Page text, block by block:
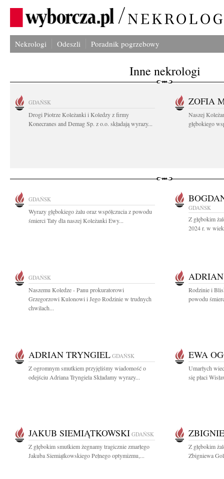
Nekrologi Odeszli Poradnik pogrzebowy
Inne nekrologi
GDAŃSK
Drogi Piotrze Koleżanki i Koledzy z firmy
Konecranes and Demag Sp. z o.o. składają wyrazy...
ZOFIA
Naszej
głębokiego
GDAŃSK
Wyrazy głębokiego żalu oraz współczucia z powodu
śmierci Taty dla naszej Koleżanki Ewy...
GDAŃSK
Z głębokim
2024 r. w
GDAŃSK
Naszemu Koledze - Panu prokuratorowi
Grzegorzowi Kulonowi i Jego Rodzinie w trudnych
chwilach...
Rodzinie i
powodu
ADRIAN TRYNGIEL GDAŃSK
Z ogromnym smutkiem przyjęliśmy wiadomość o
odejściu Adriana Tryngiela Składamy wyrazy...
EWA
Umarłych
się płaci
JAKUB SIEMIĄTKOWSKI GDAŃSK
Z głębokim smutkiem żegnamy tragicznie zmarłego
Jakuba Siemiątkowskiego Pełnego optymizmu,...
Z głębokim
Zbigniewa